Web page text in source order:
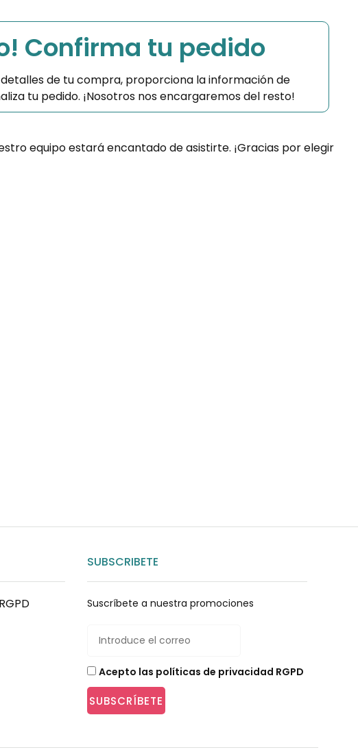
Confirma tu pedido
detalles de tu compra, proporciona la información de
tu pedido. ¡Nosotros nos encargaremos del resto!
equipo estará encantado de asistirte. ¡Gracias por elegir
SUBSCRIBETE
Suscríbete a nuestra promociones
Acepto las políticas de privacidad RGPD
SUBSCRÍBETE